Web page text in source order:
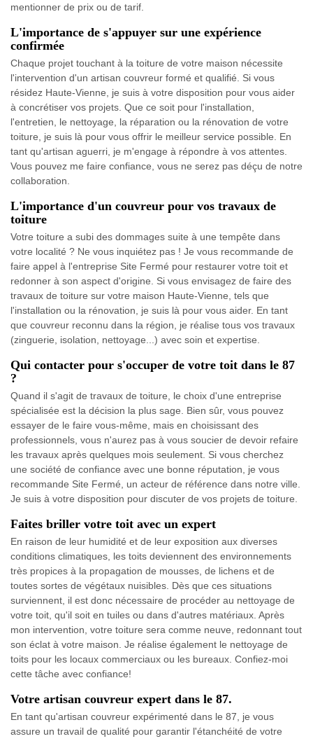
mentionner de prix ou de tarif.
L'importance de s'appuyer sur une expérience
confirmée
Chaque projet touchant à la toiture de votre maison nécessite
l'intervention d'un artisan couvreur formé et qualifié. Si vous
résidez Haute-Vienne, je suis à votre disposition pour vous aider
à concrétiser vos projets. Que ce soit pour l'installation,
l'entretien, le nettoyage, la réparation ou la rénovation de votre
toiture, je suis là pour vous offrir le meilleur service possible. En
tant qu'artisan aguerri, je m'engage à répondre à vos attentes.
Vous pouvez me faire confiance, vous ne serez pas déçu de notre
collaboration.
L'importance d'un couvreur pour vos travaux de
toiture
Votre toiture a subi des dommages suite à une tempête dans
votre localité ? Ne vous inquiétez pas ! Je vous recommande de
faire appel à l'entreprise Site Fermé pour restaurer votre toit et
redonner à son aspect d'origine. Si vous envisagez de faire des
travaux de toiture sur votre maison Haute-Vienne, tels que
l'installation ou la rénovation, je suis là pour vous aider. En tant
que couvreur reconnu dans la région, je réalise tous vos travaux
(zinguerie, isolation, nettoyage...) avec soin et expertise.
Qui contacter pour s'occuper de votre toit dans le 87
?
Quand il s'agit de travaux de toiture, le choix d'une entreprise
spécialisée est la décision la plus sage. Bien sûr, vous pouvez
essayer de le faire vous-même, mais en choisissant des
professionnels, vous n'aurez pas à vous soucier de devoir refaire
les travaux après quelques mois seulement. Si vous cherchez
une société de confiance avec une bonne réputation, je vous
recommande Site Fermé, un acteur de référence dans notre ville.
Je suis à votre disposition pour discuter de vos projets de toiture.
Faites briller votre toit avec un expert
En raison de leur humidité et de leur exposition aux diverses
conditions climatiques, les toits deviennent des environnements
très propices à la propagation de mousses, de lichens et de
toutes sortes de végétaux nuisibles. Dès que ces situations
surviennent, il est donc nécessaire de procéder au nettoyage de
votre toit, qu'il soit en tuiles ou dans d'autres matériaux. Après
mon intervention, votre toiture sera comme neuve, redonnant tout
son éclat à votre maison. Je réalise également le nettoyage de
toits pour les locaux commerciaux ou les bureaux. Confiez-moi
cette tâche avec confiance!
Votre artisan couvreur expert dans le 87.
En tant qu'artisan couvreur expérimenté dans le 87, je vous
assure un travail de qualité pour garantir l'étanchéité de votre